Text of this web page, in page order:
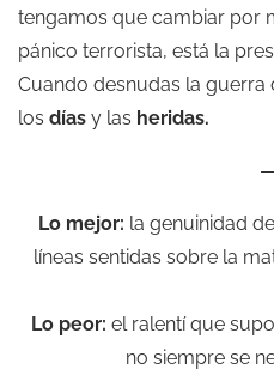
tengamos que cambiar por
pánico terrorista, está la
Cuando desnudas la
los días y las heridas.
Lo mejor: la genuinidad
líneas sentidas sobre la
Lo peor: el ralentí que
no siempre se